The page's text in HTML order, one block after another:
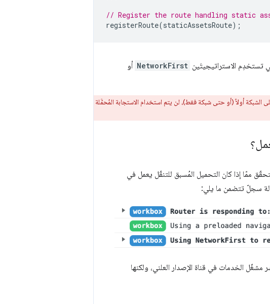
// Register the route handling static
registerRoute(staticAssetsRoute);
NetworkFirst أو
أولاً (أو حتى شبكة فقط)، لن يتم استخدام الاستجابة المُحمَّلة
ممّا إذا كان التحميل المُسبق للتنقّل يعمل في
سجلّ تتضمن ما يلي:
الخدمات في قناة الإصدار العلني، ولكنها